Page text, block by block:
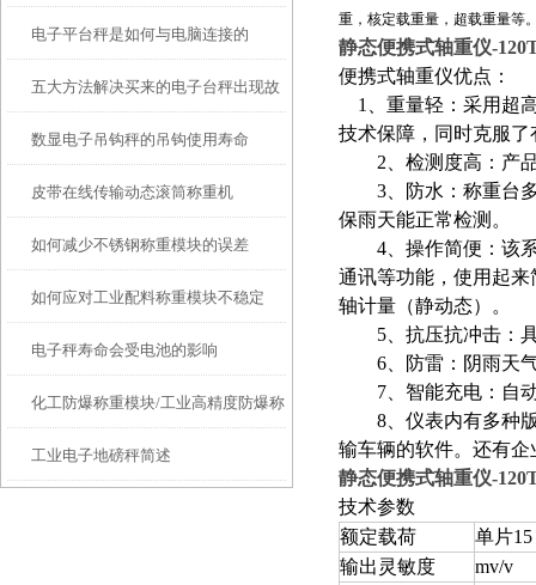
电子平台秤是如何与电脑连接的
五大方法解决买来的电子台秤出现故
障让人着急的问题
数显电子吊钩秤的吊钩使用寿命
​皮带在线传输动态滚筒称重机
如何减少不锈钢称重模块的误差
如何应对工业配料称重模块不稳定
电子秤寿命会受电池的影响
化工防爆称重模块/工业高精度防爆称
重模块
工业电子地磅秤简述
重，核定载重量，超载重量等
静态便携式轴重仪-
便携式轴重仪优点：
1、重量轻：采用超
技术保障，同时克服
2、检测度高：产品
3、防水：称重台多
保雨天能正常检测。
4、操作简便：该系
通讯等功能，使用起
轴计量（静动态）。
5、抗压抗冲击：具
6、防雷：阴雨天气
7、智能充电：自动
8、仪表内有多种版
输车辆的软件。还有
静态便携式轴重仪-
技术参数
额定载荷
单片15
输出灵敏度
mv/v